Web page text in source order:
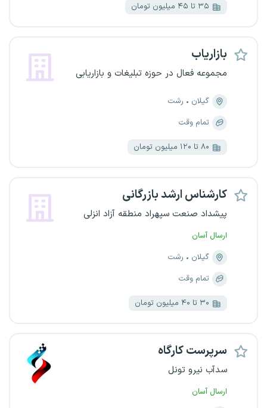
۳۵ تا ۴۵ میلیون تومان
بازاریاب
مجموعه فعال در حوزه تبلیغات و بازاریابی
گیلان
رشت
تمام وقت
۸۰ تا ۱۲۰ میلیون تومان
کارشناس ارشد بازرگانی
پیشداد صنعت سپهراد منطقه آزاد انزلی
ارسال آسان
گیلان
رشت
تمام وقت
۳۰ تا ۴۰ میلیون تومان
سرپرست کارگاه
سدآب نیرو تونل
ارسال آسان